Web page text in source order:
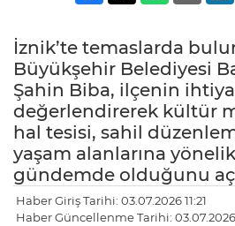
İznik’te temaslarda
Büyükşehir Belediyesi
Şahin Biba, ilçenin
değerlendirerek kültür
hal tesisi, sahil
yaşam alanlarına
gündemde olduğunu
Haber Giriş Tarihi: 03.07.2026 11:21
Haber Güncellenme Tarihi: 03.07.2026